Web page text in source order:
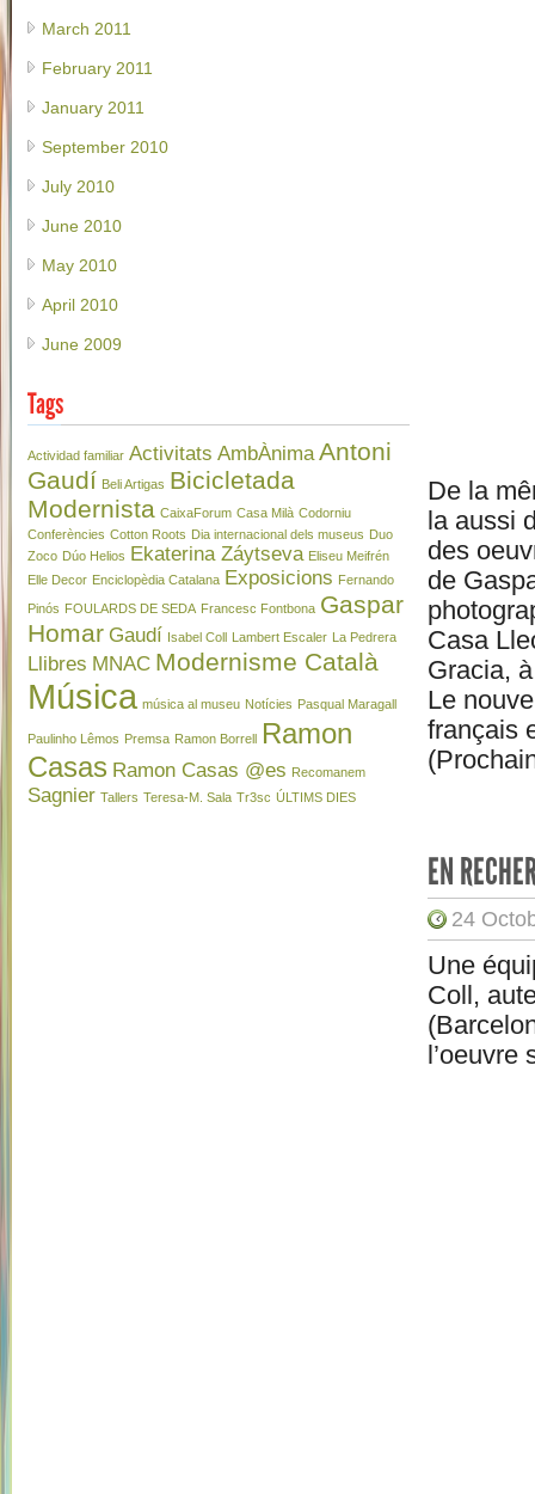
De la
la aussi
des
de
Casa
Gracia,
Le
français
EN
24
Une
Coll,
l’oeuvre
March 2011
February 2011
January 2011
September 2010
July 2010
June 2010
May 2010
April 2010
June 2009
Tags
Actividad familiar Activitats AmbÀnima Antoni
Gaudí Beli Artigas Bicicletada
Modernista CaixaForum Casa Milà Codorniu
Conferències Cotton Roots Dia internacional dels museus Duo
Zoco Dúo Helios Ekaterina Záytseva Eliseu Meifrén
Elle Decor Enciclopèdia Catalana Exposicions Fernando
Pinós FOULARDS DE SEDA Francesc Fontbona Gaspar
Homar Gaudí Isabel Coll Lambert Escaler La Pedrera
Llibres MNAC Modernisme Català
Música música al museu Notícies Pasqual Maragall
Paulinho Lêmos Premsa Ramon Borrell Ramon
Casas Ramon Casas @es Recomanem
Sagnier Tallers Teresa-M. Sala Tr3sc ÚLTIMS DIES